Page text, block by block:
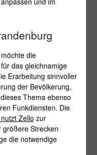
die
das gleichnamige
Erarbeitung sinnvoller
der Bevölkerung,
Thema ebenso
Funkdiensten. Die
Zello zur
größere Strecken
die notwendige